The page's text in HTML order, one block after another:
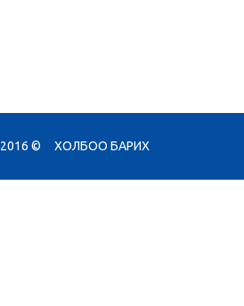
2016 © ХОЛБОО БАРИХ